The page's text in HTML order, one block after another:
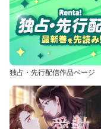
独占・先行配信作品ページ